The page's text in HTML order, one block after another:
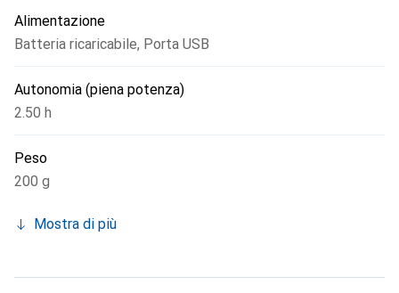
Alimentazione
Batteria ricaricabile, Porta USB
Autonomia (piena potenza)
2.50 h
Peso
200 g
Mostra di più